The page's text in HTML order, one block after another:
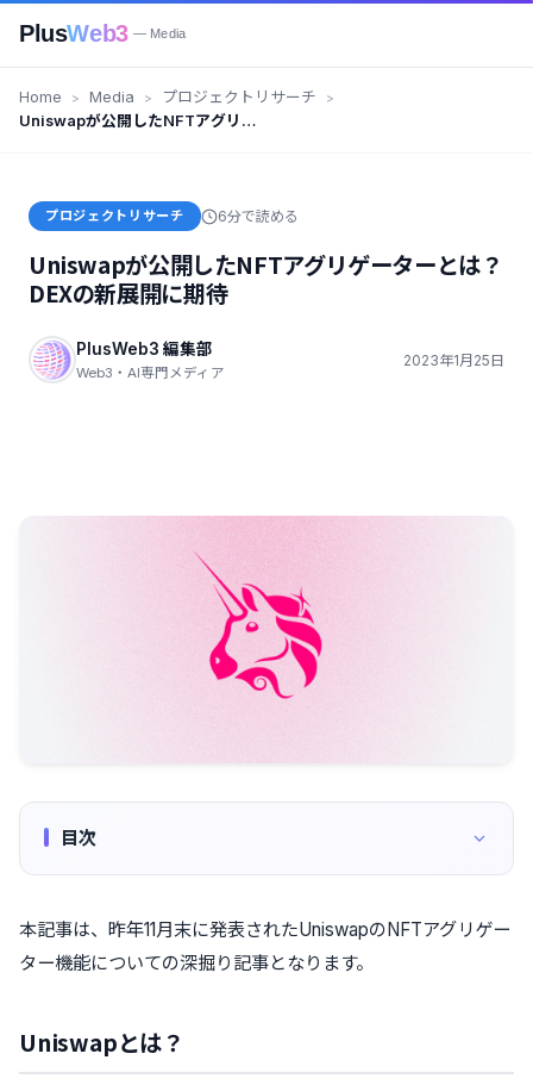
PlusWeb3 — Media
Home Media
プロジェクトリサーチ
Uniswapが公開したNFTアグリゲ
プロジェクトリサーチ 6分で読める
Uniswapが公開したNFTアグリゲーターとは？
DEXの新展開に期待
PlusWeb3 編集部
Web3・AI専門メディア
2023年1月25日
目次
本記事は、昨年11月末に発表されたUniswapのNFTアグリゲー
ター機能についての深掘り記事となります。
Uniswapとは？